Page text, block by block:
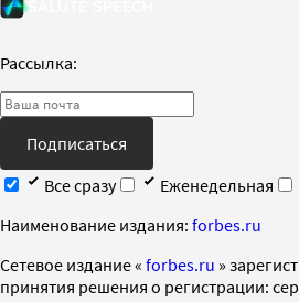
Рассылка:
Подписаться
Все сразу
Еженедельная
Наименование издания: forbes.ru
Cетевое издание « forbes.ru »
принятия решения о регистрации: